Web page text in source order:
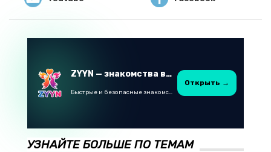
ZYYN — знакомства в Казахстане
Быстрые и безопасные знакомства в Telegram
Открыть →
УЗНАЙТЕ БОЛЬШЕ ПО ТЕМАМ